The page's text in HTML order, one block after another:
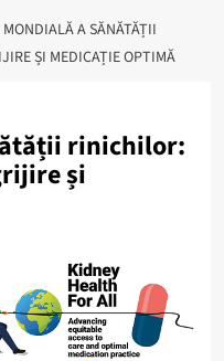
A SĂNĂTĂȚII
ȘI MEDICAȚIE OPTIMĂ
rinichilor:
și